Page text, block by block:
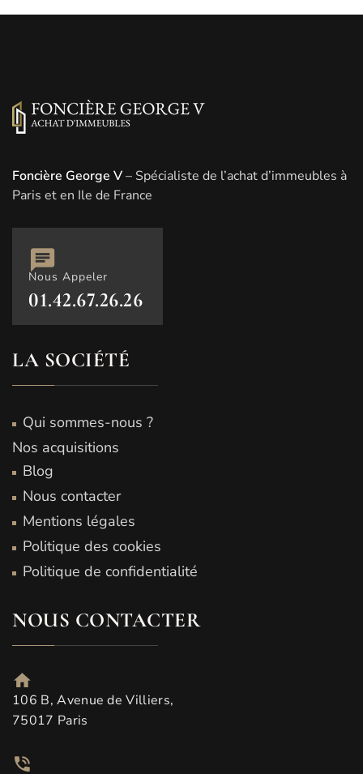
Foncière George V– Spécialiste de l’achat d’immeubles à
Paris et en Ile de France
Nous Appeler
01.42.67.26.26
LA SOCIÉTÉ
Qui sommes-nous ?
Nos acquisitions
Blog
Nous contacter
Mentions légales
Politique des cookies
Politique de confidentialité
NOUS CONTACTER
106 B, Avenue de Villiers,
75017 Paris